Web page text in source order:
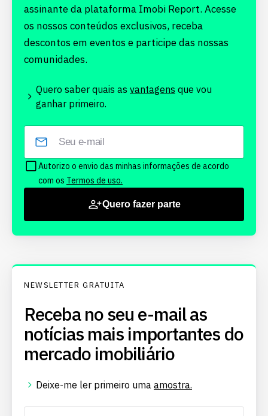
assinante da plataforma Imobi Report. Acesse
os nossos conteúdos exclusivos, receba
descontos em eventos e participe das nossas
comunidades.
Quero saber quais as vantagens que vou
ganhar primeiro.
Autorizo o envio das minhas informações de acordo
com os Termos de uso.
Quero fazer parte
NEWSLETTER GRATUITA
Receba no seu e-mail as
notícias mais importantes do
mercado imobiliário
Deixe-me ler primeiro uma amostra.